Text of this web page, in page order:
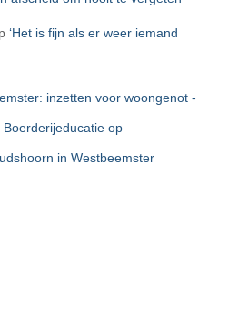
‘Het is fijn als er weer iemand
inzetten voor woongenot -
Boerderijeducatie op
in Westbeemster